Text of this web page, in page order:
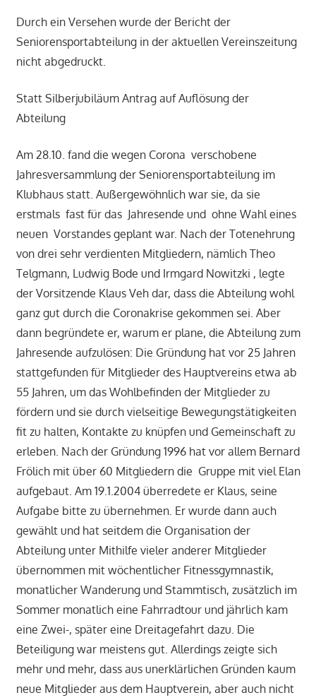
Durch ein Versehen wurde der Bericht der
Seniorensportabteilung in der aktuellen Vereinszeitung
nicht abgedruckt.
Statt Silberjubiläum Antrag auf Auflösung der
Abteilung
Am 28.10. fand die wegen Corona verschobene
Jahresversammlung der Seniorensportabteilung im
Klubhaus statt. Außergewöhnlich war sie, da sie
erstmals fast für das Jahresende und ohne Wahl eines
neuen Vorstandes geplant war. Nach der Totenehrung
von drei sehr verdienten Mitgliedern, nämlich Theo
Telgmann, Ludwig Bode und Irmgard Nowitzki , legte
der Vorsitzende Klaus Veh dar, dass die Abteilung wohl
ganz gut durch die Coronakrise gekommen sei. Aber
dann begründete er, warum er plane, die Abteilung zum
Jahresende aufzulösen: Die Gründung hat vor 25 Jahren
stattgefunden für Mitglieder des Hauptvereins etwa ab
55 Jahren, um das Wohlbefinden der Mitglieder zu
fördern und sie durch vielseitige Bewegungstätigkeiten
fit zu halten, Kontakte zu knüpfen und Gemeinschaft zu
erleben. Nach der Gründung 1996 hat vor allem Bernard
Frölich mit über 60 Mitgliedern die Gruppe mit viel Elan
aufgebaut. Am 19.1.2004 überredete er Klaus, seine
Aufgabe bitte zu übernehmen. Er wurde dann auch
gewählt und hat seitdem die Organisation der
Abteilung unter Mithilfe vieler anderer Mitglieder
übernommen mit wöchentlicher Fitnessgymnastik,
monatlicher Wanderung und Stammtisch, zusätzlich im
Sommer monatlich eine Fahrradtour und jährlich kam
eine Zwei-, später eine Dreitagefahrt dazu. Die
Beteiligung war meistens gut. Allerdings zeigte sich
mehr und mehr, dass aus unerklärlichen Gründen kaum
neue Mitglieder aus dem Hauptverein, aber auch nicht